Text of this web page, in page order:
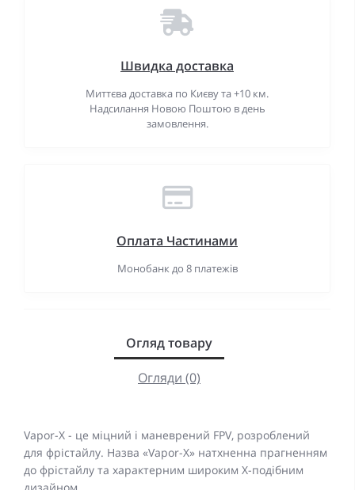
Швидка доставка
Миттєва доставка по Києву та +10 км.
Надсилання Новою Поштою в день
замовлення.
Оплата Частинами
Монобанк до 8 платежів
Огляд товару
Огляди (0)
Vapor-X - це міцний і маневрений FPV, розроблений
для фрістайлу. Назва «Vapor-X» натхненна прагненням
до фрістайлу та характерним широким Х-подібним